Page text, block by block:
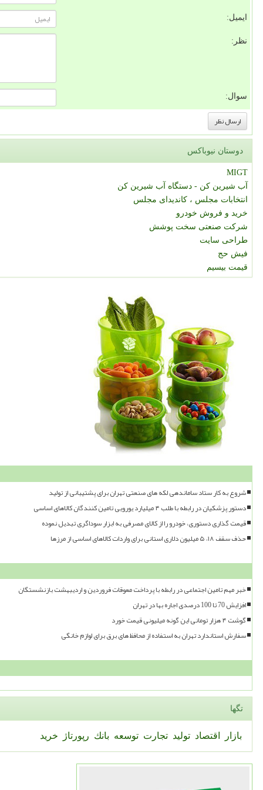
ایمیل:
نظر:
سوال:
دوستان نیوباکس
MIGT
آب شیرین کن - دستگاه آب شیرین کن
انتخابات مجلس ، کاندیدای مجلس
خرید و فروش خودرو
شرکت صنعتی سخت پوشش
طراحی سایت
فیش حج
قیمت بیسیم
شروع به کار ستاد ساماندهی لکه های صنعتی تهران برای پشتیبانی از تولید
دستور پزشکیان در رابطه با طلب ۴ میلیارد یورویی تامین کنندگان کالاهای اساسی
قیمت گذاری دستوری، خودرو را از کالای مصرفی به ابزار سوداگری تبدیل نموده
حذف سقف ۱۸، ۵ میلیون دلاری استانی برای واردات کالاهای اساسی از مرزها
خبر مهم تامین اجتماعی در رابطه با پرداخت معوقات فروردین و اردیبهشت بازنشستگان
افزایش 70 تا 100 درصدی اجاره بها در تهران
گوشت ۴ هزار تومانی این گونه میلیونی قیمت خورد
سفارش استاندارد تهران به استفاده از محافظ های برق برای لوازم خانگی
تگها
بازار اقتصاد تولید تجارت توسعه بانك رپورتاژ خرید